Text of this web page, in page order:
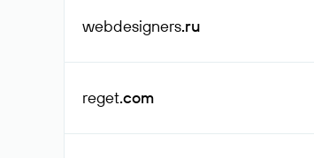
webdesigners.ru
reget.com